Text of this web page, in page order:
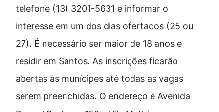
telefone (13) 3201-5631 e informar o
interesse em um dos dias ofertados (25 ou
27). É necessário ser maior de 18 anos e
residir em Santos. As inscrições ficarão
abertas às munícipes até todas as vagas
serem preenchidas. O endereço é Avenida